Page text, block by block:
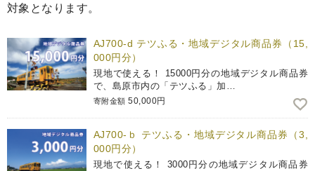
対象となります。
AJ700-d テツふる・地域デジタル商品券（15,
000円分）
現地で使える！ 15000円分の地域デジタル商品券
で、島原市内の「テツふる」加…
寄附金額 50,000円
AJ700-ｂ テツふる・地域デジタル商品券（3,
000円分）
現地で使える！ 3000円分の地域デジタル商品券